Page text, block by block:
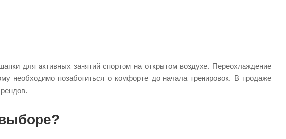
для активных занятий спортом на открытом воздухе. Переохлаждение
необходимо позаботиться о комфорте до начала тренировок. В продаже